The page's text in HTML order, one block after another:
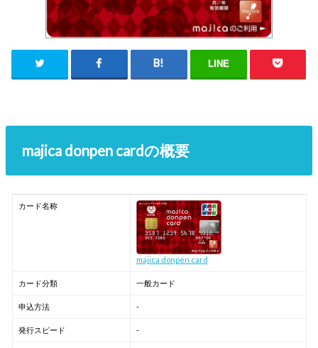
LINE
majica donpen cardの概要
カード名称
majica donpen card
カード分類 一般カード
申込方法 -
発行スピード -